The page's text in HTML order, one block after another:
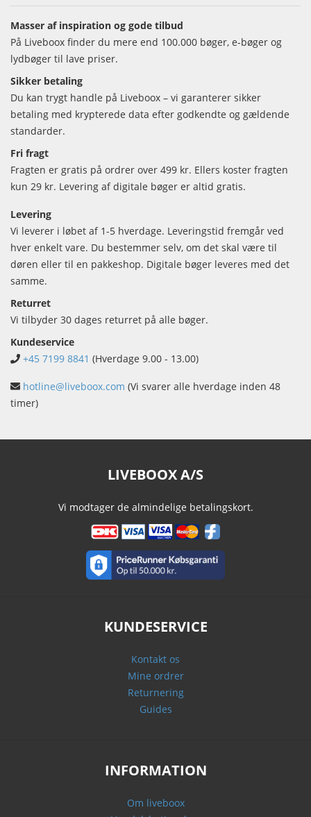
Masser af inspiration og gode tilbud
På Liveboox finder du mere end 100.000 bøger, e-bøger og
lydbøger til lave priser.
Sikker betaling
Du kan trygt handle på Liveboox – vi garanterer sikker
betaling med krypterede data efter godkendte og gældende
standarder.
Fri fragt
Fragten er gratis på ordrer over 499 kr. Ellers koster fragten
kun 29 kr. Levering af digitale bøger er altid gratis.
Levering
Vi leverer i løbet af 1-5 hverdage. Leveringstid fremgår ved
hver enkelt vare. Du bestemmer selv, om det skal være til
døren eller til en pakkeshop. Digitale bøger leveres med det
samme.
Returret
Vi tilbyder 30 dages returret på alle bøger.
Kundeservice
+45 7199 8841 (Hverdage 9.00 - 13.00)
hotline@liveboox.com (Vi svarer alle hverdage inden 48
timer)
LIVEBOOX A/S
Vi modtager de almindelige betalingskort.
KUNDESERVICE
Kontakt os
Mine ordrer
Returnering
Guides
INFORMATION
Om liveboox